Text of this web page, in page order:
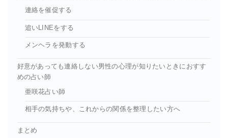
連絡を催促する
追いLINEをする
メンヘラを発動する
好意があっても連絡しない男性の心理が知りたいときにおすす
めの占い師
亜咲花占い師
相手の気持ちや、これからの関係を整理したい方へ
まとめ